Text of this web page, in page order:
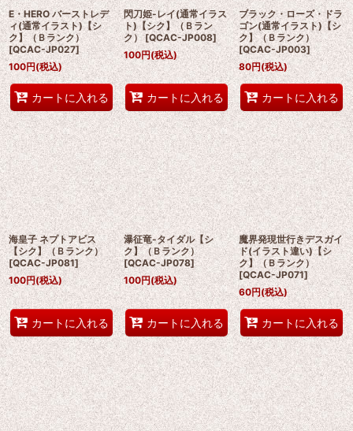
E・HERO バーストレデ
ィ(通常イラスト)【シ
ク】（Ｂランク）
[QCAC-JP027]
100円(税込)
カートに入れる
閃刀姫-レイ(通常イラス
ト)【シク】（Ｂラン
ク） [QCAC-JP008]
100円(税込)
カートに入れる
ブラック・ローズ・ドラ
ゴン(通常イラスト)【シ
ク】（Ｂランク）
[QCAC-JP003]
80円(税込)
カートに入れる
海皇子 ネプトアビス
【シク】（Ｂランク）
[QCAC-JP081]
100円(税込)
カートに入れる
瀑征竜-タイダル【シ
ク】（Ｂランク）
[QCAC-JP078]
100円(税込)
カートに入れる
魔界発現世行きデスガイ
ド(イラスト違い)【シ
ク】（Ｂランク）
[QCAC-JP071]
60円(税込)
カートに入れる